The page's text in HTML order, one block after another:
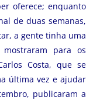
oferece; enquanto
de duas semanas,
a gente tinha uma
mostraram para os
Costa, que se
última vez e ajudar
publicaram a